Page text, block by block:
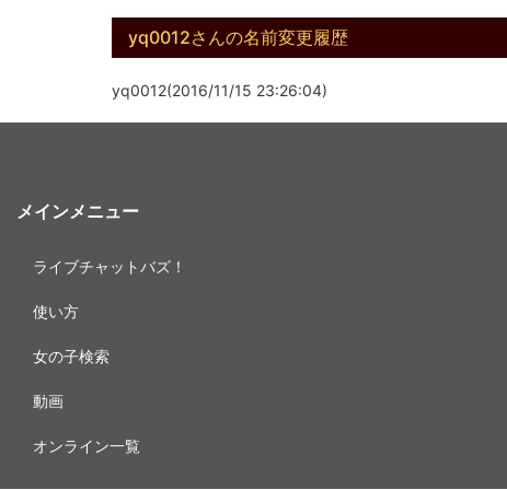
yq0012さんの名前変更履歴
yq0012(2016/11/15 23:26:04)
メインメニュー
ライブチャットバズ！
使い方
女の子検索
動画
オンライン一覧